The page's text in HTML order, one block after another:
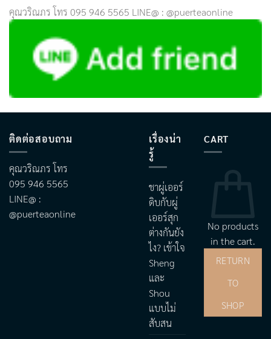
คุณวริณภร โทร 095 946 5565 LINE@ : @puerteaonline
ติดต่อสอบถาม
คุณวริณภร โทร
095 946 5565
LINE@ :
@puerteaonline
เรื่องน่า
รู้
ชาผู่เออร์
ดิบกับผู่
เออร์สุก
ต่างกันยัง
ไง? เข้าใจ
Sheng
และ
Shou
แบบไม่
สับสน
CART
No products
in the cart.
RETURN
TO
SHOP